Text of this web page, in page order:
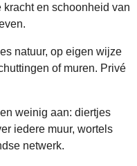
kracht en schoonheid van
natuur, op eigen wijze
of muren. Privé
weinig aan: diertjes
iedere muur, wortels
netwerk.